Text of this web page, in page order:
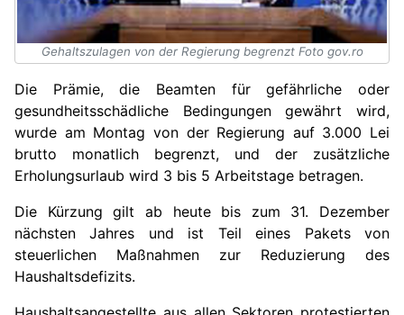
Gehaltszulagen von der Regierung begrenzt Foto gov.ro
Die Prämie, die Beamten für gefährliche oder
gesundheitsschädliche Bedingungen gewährt wird,
wurde am Montag von der Regierung auf 3.000 Lei
brutto monatlich begrenzt, und der zusätzliche
Erholungsurlaub wird 3 bis 5 Arbeitstage betragen.
Die Kürzung gilt ab heute bis zum 31. Dezember
nächsten Jahres und ist Teil eines Pakets von
steuerlichen Maßnahmen zur Reduzierung des
Haushaltsdefizits.